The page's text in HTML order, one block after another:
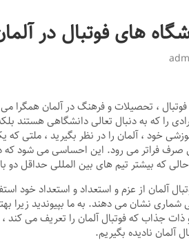
های فوتبال در
فوتبال ، تحصیلات و فرهنگ در آلمان
را که به دنبال تعالی دانشگاهی هستند
خود ، آلمان را در نظر بگیرید ، ملتی که
صرف فراتر می رود. این احساسی می شود
که بیشتر تیم های بین المللی حداقل دو
آلمان از عزم و استعداد و استعداد خود
شماری نشان می دهند. به ما بپیوندید زیرا
و ذات جذاب که فوتبال آلمان را تعریف می
آلمان نادیده بگیریم.